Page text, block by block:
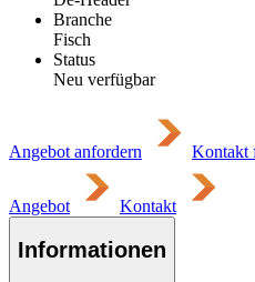
Branche
Fisch
Status
Neu verfügbar
Angebot anfordern Kontakt
Angebot Kontakt
Informationen